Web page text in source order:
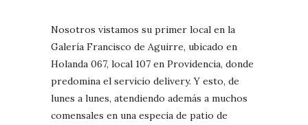
Nosotros vistamos su primer local en la
Galería Francisco de Aguirre, ubicado en
Holanda 067, local 107 en Providencia, donde
predomina el servicio delivery. Y esto, de
lunes a lunes, atendiendo además a muchos
comensales en una especia de patio de